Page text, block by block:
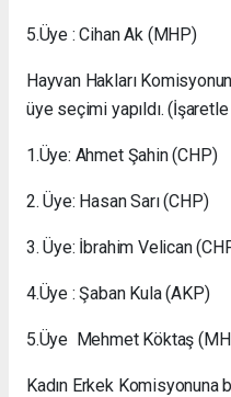
5.Üye : Cihan Ak (MHP)
Hayvan Hakları
üye seçimi yapıldı.
1.Üye: Ahmet Şahin (CHP)
2. Üye: Hasan Sarı (CHP)
3. Üye: İbrahim Velican
4.Üye : Şaban Kula (AKP)
5.Üye Mehmet Köktaş
Kadın Erkek Komisyonuna